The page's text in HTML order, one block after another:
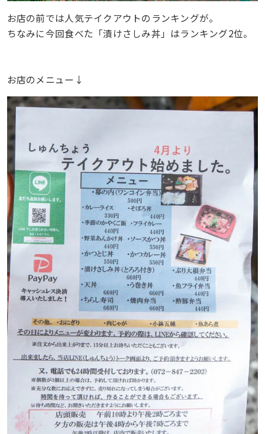
お店の前では人気テイクアウトのランキングが。
ちなみに今回食べた「漬けさしみ丼」はランキング2位。
お店のメニュー↓